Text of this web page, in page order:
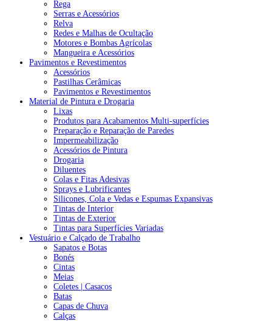
Rega
Serras e Acessórios
Relva
Redes e Malhas de Ocultação
Motores e Bombas Agrícolas
Mangueira e Acessórios
Pavimentos e Revestimentos
Acessórios
Pastilhas Cerâmicas
Pavimentos e Revestimentos
Material de Pintura e Drogaria
Lixas
Produtos para Acabamentos Multi-superfícies
Preparação e Reparação de Paredes
Impermeabilização
Acessórios de Pintura
Drogaria
Diluentes
Colas e Fitas Adesivas
Sprays e Lubrificantes
Silicones, Cola e Vedas e Espumas Expansivas
Tintas de Interior
Tintas de Exterior
Tintas para Superfícies Variadas
Vestuário e Calçado de Trabalho
Sapatos e Botas
Bonés
Cintas
Meias
Coletes | Casacos
Batas
Capas de Chuva
Calças